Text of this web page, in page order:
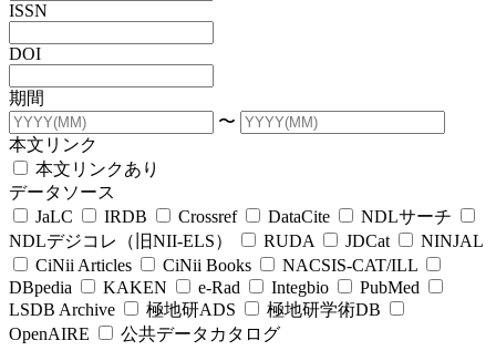
ISSN
DOI
期間
〜
本文リンク
本文リンクあり
データソース
JaLC
IRDB Crossref DataCite
NDLサーチ
NDLデジコレ（旧NII-ELS）
RUDA JDCat
NINJAL
CiNii Articles
CiNii Books
NACSIS-CAT/ILL
DBpedia
KAKEN e-Rad Integbio
PubMed
LSDB Archive
極地研ADS
極地研学術DB
OpenAIRE
公共データカタログ